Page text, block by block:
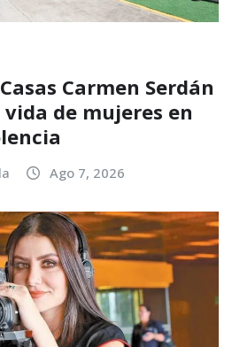
Carmen Serdán
de mujeres en
Ago 7, 2026